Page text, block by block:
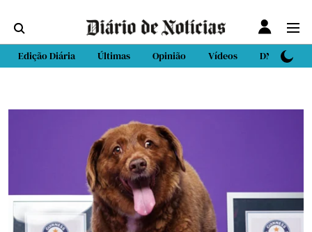
Edição Diária Últimas Opinião Vídeos DN Sport